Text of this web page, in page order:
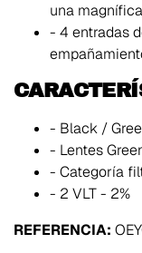
una
- 4 entradas
- Black /
- Lentes
- Categoría
- 2 VLT - 2%
REFERENCIA: